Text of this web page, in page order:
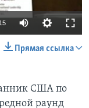
Прямая ссылка
США по
раунд